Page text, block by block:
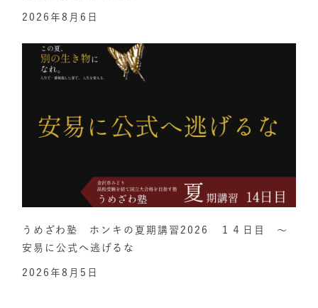
2026年8月6日
うめざわ塾 ホンキの夏期講習2026 １４日目 ～
安易に公式へ逃げるな
2026年8月5日